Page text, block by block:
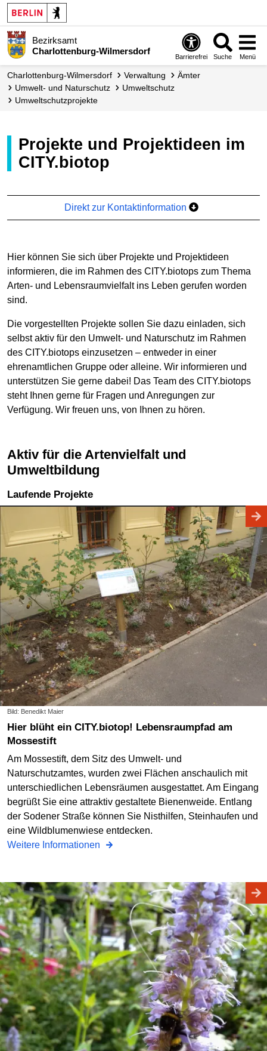
Bezirksamt
Charlottenburg-Wilmersdorf
Barrierefrei Suche Menü
Charlottenburg-Wilmersdorf Verwaltung
Ämter
Umwelt- und Naturschutz
Umweltschutz
Umwelt­schutz­projekte
Projekte und Projektideen im
CITY.biotop
Direkt zur Kontaktinformation
Hier können Sie sich über Projekte und Projektideen
informieren, die im Rahmen des CITY.biotops zum Thema
Arten- und Lebensraumvielfalt ins Leben gerufen worden
sind.
Die vorgestellten Projekte sollen Sie dazu einladen, sich
selbst aktiv für den Umwelt- und Naturschutz im Rahmen
des CITY.biotops einzusetzen – entweder in einer
ehrenamtlichen Gruppe oder alleine. Wir informieren und
unterstützen Sie gerne dabei! Das Team des CITY.biotops
steht Ihnen gerne für Fragen und Anregungen zur
Verfügung. Wir freuen uns, von Ihnen zu hören.
Aktiv für die Artenvielfalt und
Umweltbildung
Laufende Projekte
Bild: Benedikt Maier
Hier blüht ein CITY.biotop! Lebensraumpfad am
Mossestift
Am Mossestift, dem Sitz des Umwelt- und
Naturschutzamtes, wurden zwei Flächen anschaulich mit
unterschiedlichen Lebensräumen ausgestattet. Am Eingang
begrüßt Sie eine attraktiv gestaltete Bienenweide. Entlang
der Sodener Straße können Sie Nisthilfen, Steinhaufen und
eine Wildblumenwiese entdecken.
Weitere Informationen